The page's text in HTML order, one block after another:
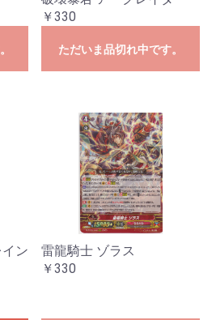
￥330
ただいま品切れ中です。
ン
雷龍騎士 ゾラス
￥330カートへ進む